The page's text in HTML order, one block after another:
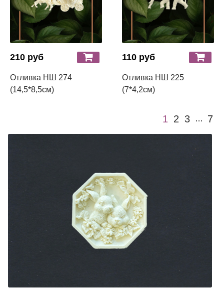
210 руб
Отливка НШ 274
(14,5*8,5см)
110 руб
Отливка НШ 225
(7*4,2см)
1 2 3 … 7